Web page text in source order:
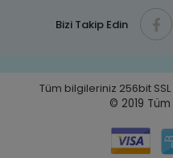
Bizi Takip Edin
Tüm bilgileriniz 256bit
© 2019 Tüm